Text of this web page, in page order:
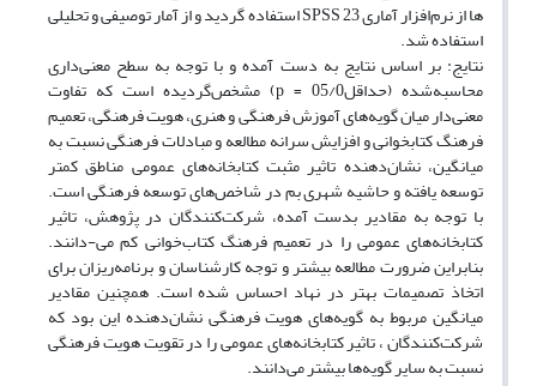
ها از نرم‌افزار آماری SPSS 23 استفاده گردید و از آمار توصیفی و تحلیلی
استفاده شد.
نتایج: بر اساس نتایج به دست آمده و با توجه به سطح معنی‌داری
محاسبه‌شده (حداقل05/0 = p) مشخص‌گردیده است که تفاوت
معنی‌دار میان گویه‌های آموزش فرهنگی و هنری، هویت فرهنگی، تعمیم
فرهنگ کتابخوانی ‌و افزایش سرانه مطالعه و مبادلات فرهنگی نسبت به
میانگین، نشان‌دهنده تاثیر مثبت کتابخانه‌های عمومی مناطق کمتر
توسعه یافته و حاشیه شهری بم در شاخص‌های توسعه فرهنگی است.
با توجه به مقادیر بدست آمده، شرکت‌کنندگان در پژوهش، تاثیر
کتابخانه‌های عمومی را در تعمیم فرهنگ کتاب‌خوانی کم می-دانند.
بنابراین ضرورت مطالعه بیشتر و توجه کارشناسان و برنامه‌ریزان برای
اتخاذ تصمیمات بهتر در نهاد احساس شده است. همچنین مقادیر
میانگین مربوط به گویه‌های هویت فرهنگی نشان‌دهنده این بود که
شرکت‌کنندگان ، تاثیر کتابخانه‌های عمومی را در تقویت هویت فرهنگی
نسبت به سایر گویه‌ها بیشتر می‌دانند.